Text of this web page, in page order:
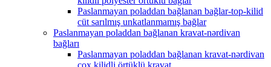
Paslanmayan poladdan bağlanan bağlar-top-kilid
cüt sarılmış unkatlanmamış bağlar
Paslanmayan poladdan bağlanan kravat-nərdivan
bağları
Paslanmayan poladdan bağlanan kravat-nərdivan
çox kilidli örtüklü kravat